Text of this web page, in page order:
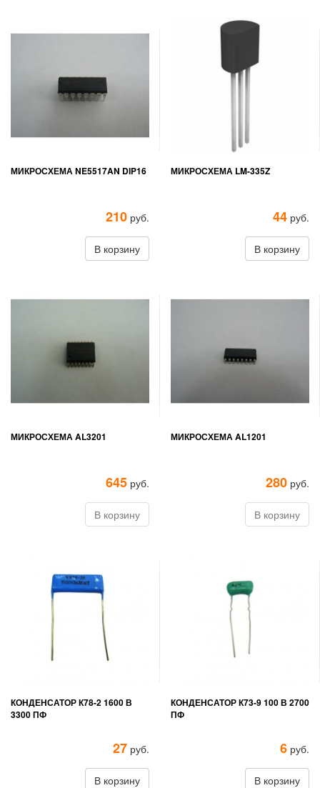
МИКРОСХЕМА NE5517AN DIP16
210 руб.
В корзину
МИКРОСХЕМА LM-335Z
44 руб.
В корзину
МИКРОСХЕМА AL3201
645 руб.
В корзину
МИКРОСХЕМА AL1201
280 руб.
В корзину
КОНДЕНСАТОР К78-2 1600 В
3300 ПФ
27 руб.
В корзину
КОНДЕНСАТОР К73-9 100 В 2700
ПФ
6 руб.
В корзину